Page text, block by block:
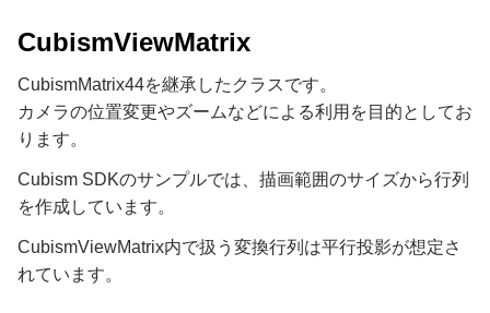
CubismViewMatrix
CubismMatrix44を継承したクラスです。
カメラの位置変更やズームなどによる利用を目的としてお
ります。
Cubism SDKのサンプルでは、描画範囲のサイズから行列
を作成しています。
CubismViewMatrix内で扱う変換行列は平行投影が想定さ
れています。